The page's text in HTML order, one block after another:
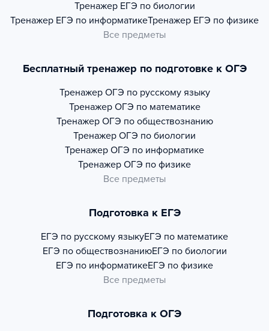
Тренажер ЕГЭ по биологии
Тренажер ЕГЭ по информатикеТренажер ЕГЭ по физике
Все предметы
Бесплатный тренажер по подготовке к ОГЭ
Тренажер ОГЭ по русскому языку
Тренажер ОГЭ по математике
Тренажер ОГЭ по обществознанию
Тренажер ОГЭ по биологии
Тренажер ОГЭ по информатике
Тренажер ОГЭ по физике
Все предметы
Подготовка к ЕГЭ
ЕГЭ по русскому языкуЕГЭ по математике
ЕГЭ по обществознаниюЕГЭ по биологии
ЕГЭ по информатикеЕГЭ по физике
Все предметы
Подготовка к ОГЭ